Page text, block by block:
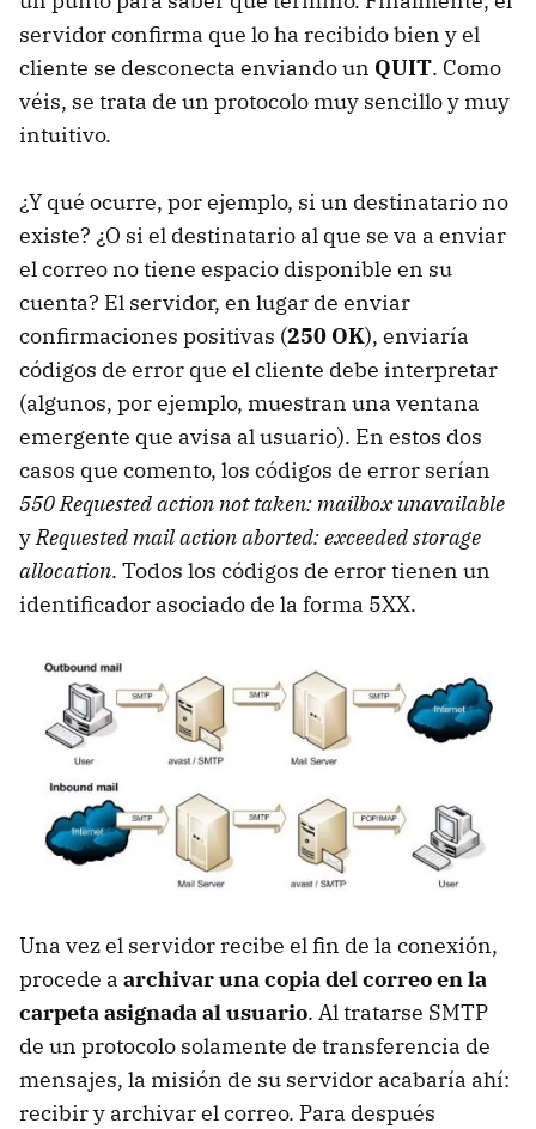
servidor confirma que lo ha recibido bien y el
cliente se desconecta enviando un QUIT. Como
véis, se trata de un protocolo muy sencillo y muy
intuitivo.
¿Y qué ocurre, por ejemplo, si un destinatario no
existe? ¿O si el destinatario al que se va a enviar
el correo no tiene espacio disponible en su
cuenta? El servidor, en lugar de enviar
confirmaciones positivas (250 OK), enviaría
códigos de error que el cliente debe interpretar
(algunos, por ejemplo, muestran una ventana
emergente que avisa al usuario). En estos dos
casos que comento, los códigos de error serían
550 Requested action not taken: mailbox unavailable
yRequested mail action aborted: exceeded storage
allocation. Todos los códigos de error tienen un
identificador asociado de la forma 5XX.
Una vez el servidor recibe el fin de la conexión,
procede a archivar una copia del correo en la
carpeta asignada al usuario. Al tratarse SMTP
de un protocolo solamente de transferencia de
mensajes, la misión de su servidor acabaría ahí:
recibir y archivar el correo. Para después